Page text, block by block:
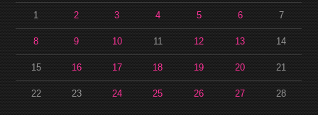
1 2 3 4 5 6 7
8 9 10 11 12 13 14
15 16 17 18 19 20 21
22 23 24 25 26 27 28